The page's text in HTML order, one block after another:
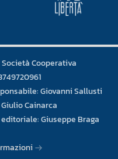
Cooperativa
Giovanni Sallusti
Cainarca
Giuseppe Braga